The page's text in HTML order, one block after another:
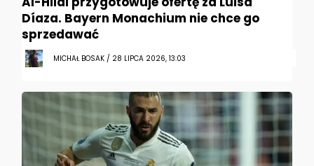
Díaza. Bayern Monachium nie chce go
sprzedawać
MICHAŁ BOSAK / 28 LIPCA 2026, 13:03